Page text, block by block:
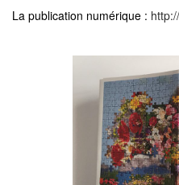
La publication numérique :